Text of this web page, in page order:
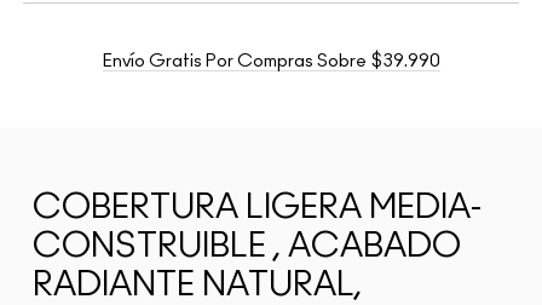
Envío Gratis Por Compras Sobre $39.990
COBERTURA LIGERA MEDIA-
CONSTRUIBLE , ACABADO
RADIANTE NATURAL,